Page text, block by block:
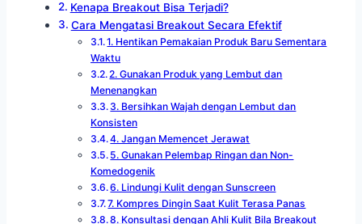
Kenapa Breakout Bisa Terjadi?
Cara Mengatasi Breakout Secara Efektif
1. Hentikan Pemakaian Produk Baru Sementara
Waktu
2. Gunakan Produk yang Lembut dan
Menenangkan
3. Bersihkan Wajah dengan Lembut dan
Konsisten
4. Jangan Memencet Jerawat
5. Gunakan Pelembap Ringan dan Non-
Komedogenik
6. Lindungi Kulit dengan Sunscreen
7. Kompres Dingin Saat Kulit Terasa Panas
8. Konsultasi dengan Ahli Kulit Bila Breakout